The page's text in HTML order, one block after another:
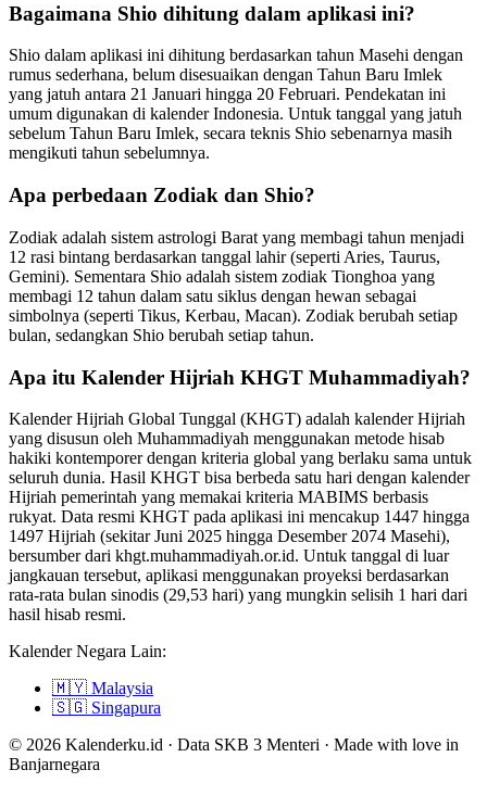
Bagaimana Shio dihitung dalam aplikasi ini?
Shio dalam aplikasi ini dihitung berdasarkan tahun Masehi dengan
rumus sederhana, belum disesuaikan dengan Tahun Baru Imlek
yang jatuh antara 21 Januari hingga 20 Februari. Pendekatan ini
umum digunakan di kalender Indonesia. Untuk tanggal yang jatuh
sebelum Tahun Baru Imlek, secara teknis Shio sebenarnya masih
mengikuti tahun sebelumnya.
Apa perbedaan Zodiak dan Shio?
Zodiak adalah sistem astrologi Barat yang membagi tahun menjadi
12 rasi bintang berdasarkan tanggal lahir (seperti Aries, Taurus,
Gemini). Sementara Shio adalah sistem zodiak Tionghoa yang
membagi 12 tahun dalam satu siklus dengan hewan sebagai
simbolnya (seperti Tikus, Kerbau, Macan). Zodiak berubah setiap
bulan, sedangkan Shio berubah setiap tahun.
Apa itu Kalender Hijriah KHGT Muhammadiyah?
Kalender Hijriah Global Tunggal (KHGT) adalah kalender Hijriah
yang disusun oleh Muhammadiyah menggunakan metode hisab
hakiki kontemporer dengan kriteria global yang berlaku sama untuk
seluruh dunia. Hasil KHGT bisa berbeda satu hari dengan kalender
Hijriah pemerintah yang memakai kriteria MABIMS berbasis
rukyat. Data resmi KHGT pada aplikasi ini mencakup 1447 hingga
1497 Hijriah (sekitar Juni 2025 hingga Desember 2074 Masehi),
bersumber dari khgt.muhammadiyah.or.id. Untuk tanggal di luar
jangkauan tersebut, aplikasi menggunakan proyeksi berdasarkan
rata-rata bulan sinodis (29,53 hari) yang mungkin selisih 1 hari dari
hasil hisab resmi.
Kalender Negara Lain:
🇲🇾 Malaysia
🇸🇬 Singapura
© 2026 Kalenderku.id · Data SKB 3 Menteri · Made with love in
Banjarnegara